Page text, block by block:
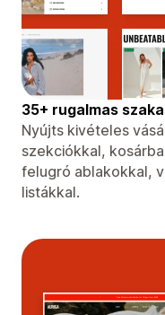
35+ rugalmas
Nyújts kivételes
szekciókkal,
felugró ablakokkal,
listákkal.